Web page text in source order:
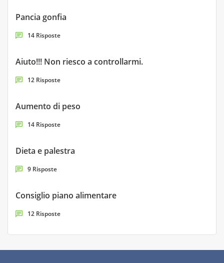
Pancia gonfia
14 Risposte
Aiuto!!! Non riesco a controllarmi.
12 Risposte
Aumento di peso
14 Risposte
Dieta e palestra
9 Risposte
Consiglio piano alimentare
12 Risposte